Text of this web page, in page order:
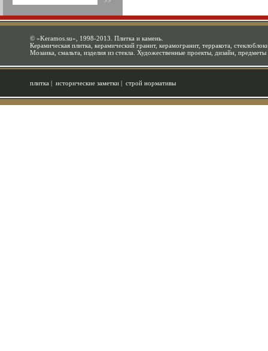
© «Keramos.su» , 1998-2013. Плитка и камень.
Керамическая плитка, керамический гранит, керамогранит, терракота,
Мозаика, смальта, изделия из стекла. Художественные проекты, дизайн, предметы
плитка | исторические заметки | строй нормативы